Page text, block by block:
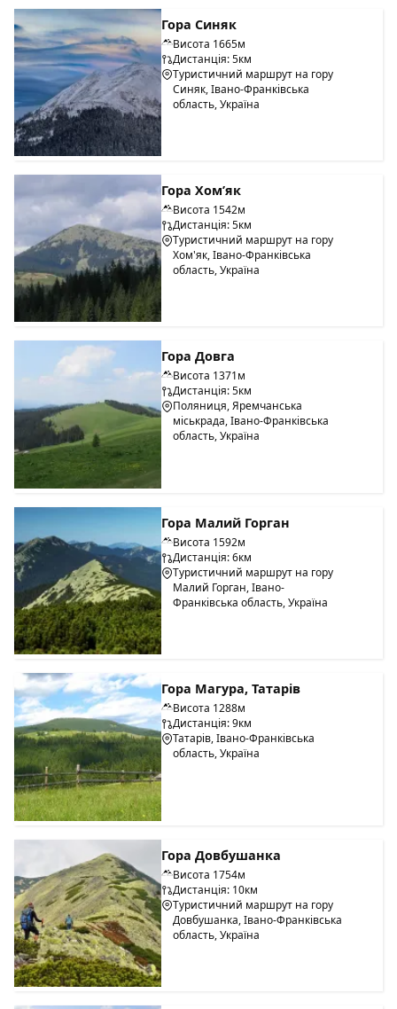
Гора Синяк
Висота 1665м
Дистанція: 5км
Туристичний маршрут на гору
Синяк, Івано-Франківська
область, Україна
Гора Хом’як
Висота 1542м
Дистанція: 5км
Туристичний маршрут на гору
Хом'як, Івано-Франківська
область, Україна
Гора Довга
Висота 1371м
Дистанція: 5км
Поляниця, Яремчанська
міськрада, Івано-Франківська
область, Україна
Гора Малий Горган
Висота 1592м
Дистанція: 6км
Туристичний маршрут на гору
Малий Горган, Івано-
Франківська область, Україна
Гора Магура, Татарів
Висота 1288м
Дистанція: 9км
Татарів, Івано-Франківська
область, Україна
Гора Довбушанка
Висота 1754м
Дистанція: 10км
Туристичний маршрут на гору
Довбушанка, Івано-Франківська
область, Україна